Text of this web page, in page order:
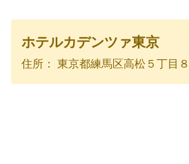
ホテルカデンツァ東京
住所： 東京都練馬区高松５丁目８